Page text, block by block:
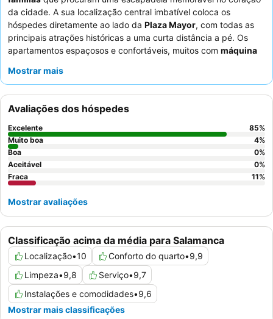
da cidade. A sua localização central imbatível coloca os
hóspedes diretamente ao lado da Plaza Mayor, com todas as
principais atrações históricas a uma curta distância a pé. Os
apartamentos espaçosos e confortáveis, muitos com máquina
mais longas. Os hóspedes elogiam consistentemente os
dispostos a fornecer recomendações locais. Para uma
experiência verdadeiramente especial, considere reservar um
apartamento com
desfrutar da magnífica paisagem.
Mostrar mais
Classificação acima da média para Salamanca
Localização•10 Conforto do quarto•9,9
Limpeza•9,8 Serviço•9,7
Instalações e comodidades•9,6
Mostrar mais classificações
Avaliações dos hóspedes
Excelente 85%
Muito boa
4%
Boa
0%
Aceitável
0%
Fraca
11%
Mostrar avaliações